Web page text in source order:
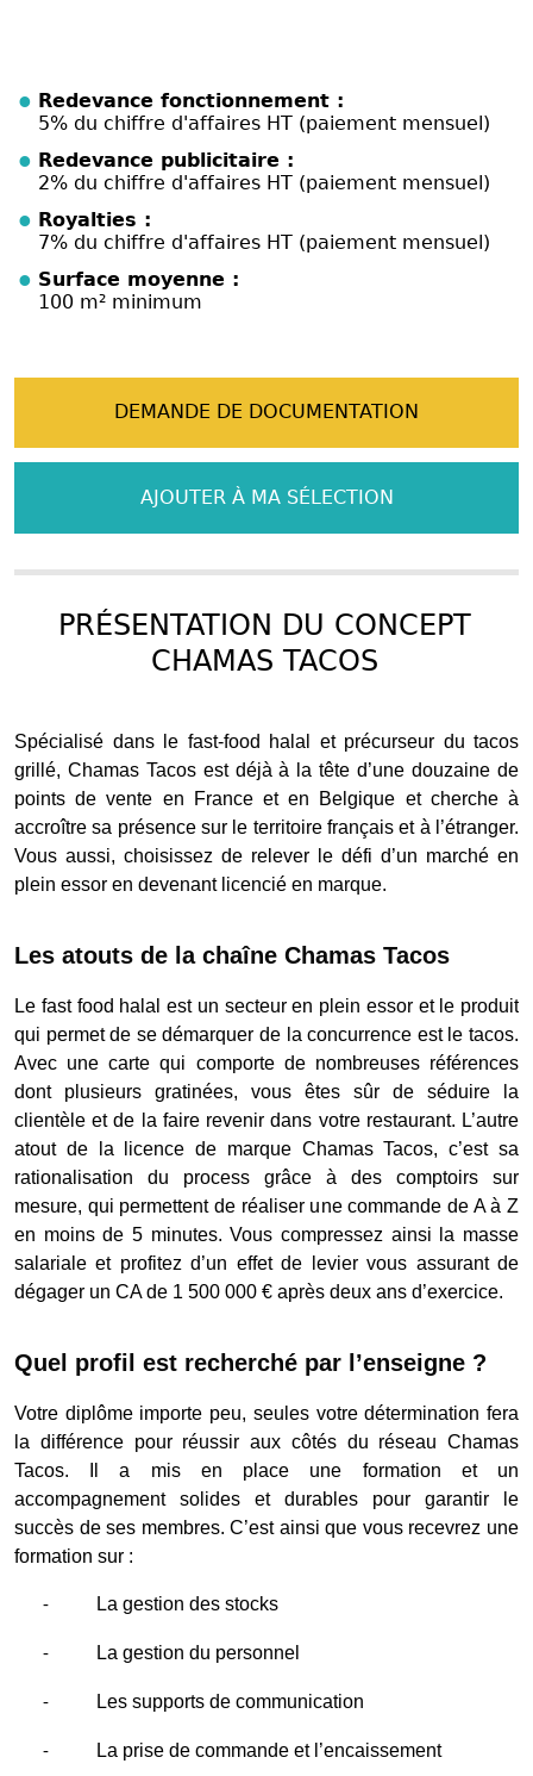
Redevance fonctionnement :
5% du chiffre d'affaires HT (paiement mensuel)
Redevance publicitaire :
2% du chiffre d'affaires HT (paiement mensuel)
Royalties :
7% du chiffre d'affaires HT (paiement mensuel)
Surface moyenne :
100 m² minimum
DEMANDE DE DOCUMENTATION
AJOUTER À MA SÉLECTION
PRÉSENTATION DU CONCEPT
CHAMAS TACOS
Spécialisé dans le fast-food halal et précurseur du tacos
grillé, Chamas Tacos est déjà à la tête d’une douzaine de
points de vente en France et en Belgique et cherche à
accroître sa présence sur le territoire français et à l’étranger.
Vous aussi, choisissez de relever le défi d’un marché en
plein essor en devenant licencié en marque.
Les atouts de la chaîne Chamas Tacos
Le fast food halal est un secteur en plein essor et le produit
qui permet de se démarquer de la concurrence est le tacos.
Avec une carte qui comporte de nombreuses références
dont plusieurs gratinées, vous êtes sûr de séduire la
clientèle et de la faire revenir dans votre restaurant. L’autre
atout de la licence de marque Chamas Tacos, c’est sa
rationalisation du process grâce à des comptoirs sur
mesure, qui permettent de réaliser une commande de A à Z
en moins de 5 minutes. Vous compressez ainsi la masse
salariale et profitez d’un effet de levier vous assurant de
dégager un CA de 1 500 000 € après deux ans d’exercice.
Quel profil est recherché par l’enseigne ?
Votre diplôme importe peu, seules votre détermination fera
la différence pour réussir aux côtés du réseau Chamas
Tacos. Il a mis en place une formation et un
accompagnement solides et durables pour garantir le
succès de ses membres. C’est ainsi que vous recevrez une
formation sur :
- La gestion des stocks
- La gestion du personnel
- Les supports de communication
- La prise de commande et l’encaissement